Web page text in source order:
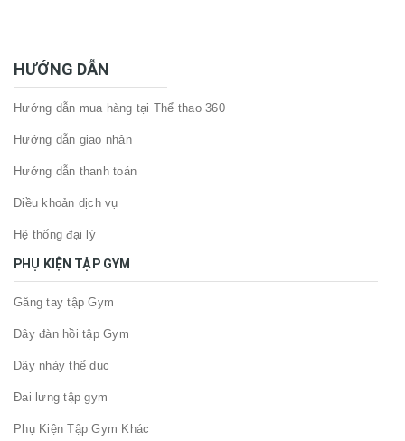
HƯỚNG DẪN
Hướng dẫn mua hàng tại Thể thao 360
Hướng dẫn giao nhận
Hướng dẫn thanh toán
Điều khoản dịch vụ
Hệ thống đại lý
PHỤ KIỆN TẬP GYM
Găng tay tập Gym
Dây đàn hồi tập Gym
Dây nhảy thể dục
Đai lưng tập gym
Phụ Kiện Tập Gym Khác